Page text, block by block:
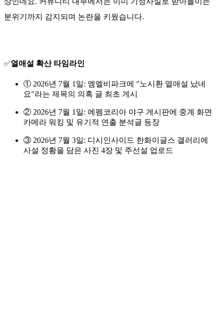
분위기까지 감지되며 논란을 키웠습니다.
✅열애설 확산 타임라인
① 2026년 7월 1일: 엠엘비파크에 "노시환 열애설 났네
요"라는 제목의 의혹 글 최초 게시
② 2026년 7월 1일: 에펨코리아 야구 게시판에 중계 화면
카메라 워킹 및 유기적 연출 분석글 등장
③ 2026년 7월 3일: 디시인사이드 한화이글스 갤러리에
사설 정황을 담은 사진 4장 및 주선설 업로드